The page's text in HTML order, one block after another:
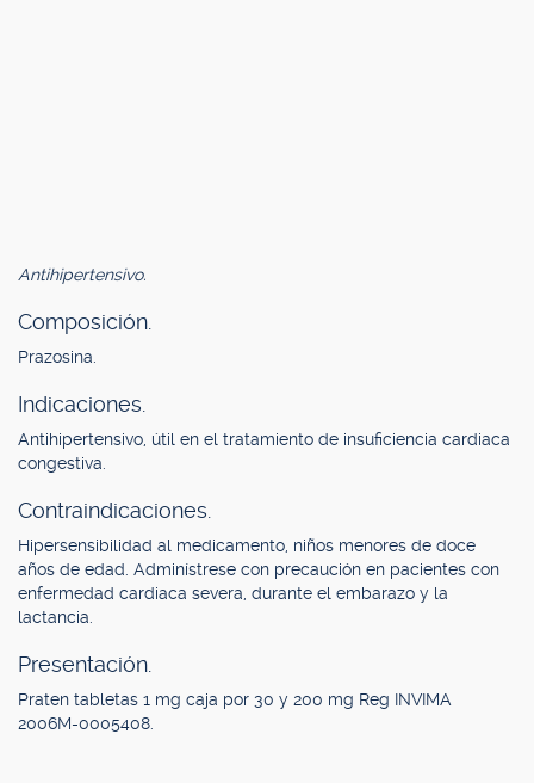
Antihipertensivo.
Composición.
Prazosina.
Indicaciones.
Antihipertensivo, útil en el tratamiento de insuficiencia cardiaca
congestiva.
Contraindicaciones.
Hipersensibilidad al medicamento, niños menores de doce
años de edad. Adminístrese con precaución en pacientes con
enfermedad cardiaca severa, durante el embarazo y la
lactancia.
Presentación.
Praten tabletas 1 mg caja por 30 y 200 mg Reg INVIMA
2006M-0005408.